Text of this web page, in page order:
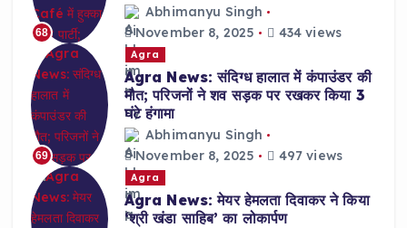
68
Abhimanyu Singh
November 8, 2025
434 views
69
Agra
Agra News: संदिग्ध हालात में कंपाउंडर की
मौत; परिजनों ने शव सड़क पर रखकर किया 3
घंटे हंगामा
Abhimanyu Singh
November 8, 2025
497 views
Agra
Agra News: मेयर हेमलता दिवाकर ने किया
‘श्री खंडा साहिब’ का लोकार्पण